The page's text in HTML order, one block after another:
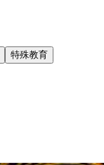
特殊教育